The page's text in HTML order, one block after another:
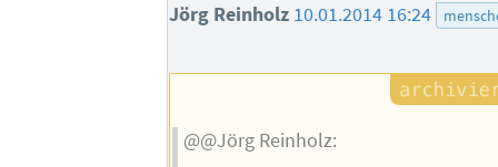
Jörg Reinholz 10.01.2014 16:24
@@Jörg Reinholz: